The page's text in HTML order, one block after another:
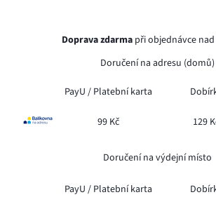
Doprava zdarma při objednávce nad
Doručení na adresu (domů)
PayU / Platební karta
99 Kč 129
Doručení na výdejní místo
PayU / Platební karta